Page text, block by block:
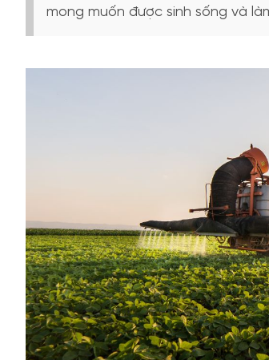
mong muốn được sinh sống và